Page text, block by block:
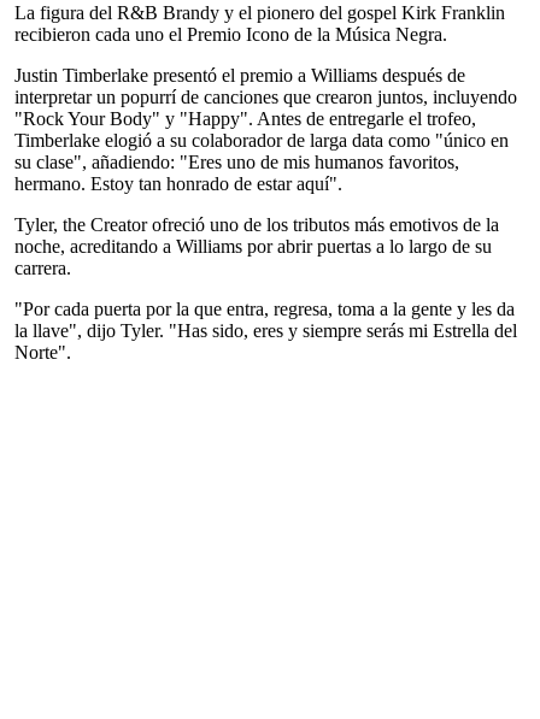
La figura del R&B Brandy y el pionero del gospel Kirk Franklin
recibieron cada uno el Premio Icono de la Música Negra.
Justin Timberlake presentó el premio a Williams después de
interpretar un popurrí de canciones que crearon juntos, incluyendo
"Rock Your Body" y "Happy". Antes de entregarle el trofeo,
Timberlake elogió a su colaborador de larga data como "único en
su clase", añadiendo: "Eres uno de mis humanos favoritos,
hermano. Estoy tan honrado de estar aquí".
Tyler, the Creator ofreció uno de los tributos más emotivos de la
noche, acreditando a Williams por abrir puertas a lo largo de su
carrera.
"Por cada puerta por la que entra, regresa, toma a la gente y les da
la llave", dijo Tyler. "Has sido, eres y siempre serás mi Estrella del
Norte".